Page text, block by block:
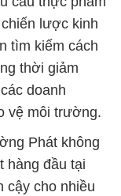
lược kinh
tìm kiếm cách
thời giảm
doanh
vệ môi trường.
Phát không
hàng đầu tại
cậy cho nhiều